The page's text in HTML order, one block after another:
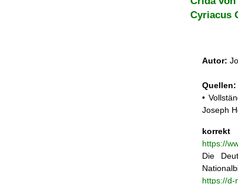
Cyriacus
Autor:
Quellen:
•
Joseph
korrekt
https://
Die
https://d-